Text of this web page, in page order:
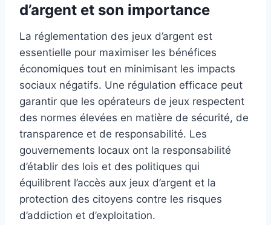
d’argent et son importance
La réglementation des jeux d’argent est
essentielle pour maximiser les bénéfices
économiques tout en minimisant les impacts
sociaux négatifs. Une régulation efficace peut
garantir que les opérateurs de jeux respectent
des normes élevées en matière de sécurité, de
transparence et de responsabilité. Les
gouvernements locaux ont la responsabilité
d’établir des lois et des politiques qui
équilibrent l’accès aux jeux d’argent et la
protection des citoyens contre les risques
d’addiction et d’exploitation.